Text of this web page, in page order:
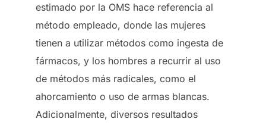
estimado por la OMS hace referencia al
método empleado, donde las mujeres
tienen a utilizar métodos como ingesta de
fármacos, y los hombres a recurrir al uso
de métodos más radicales, como el
ahorcamiento o uso de armas blancas.
Adicionalmente, diversos resultados